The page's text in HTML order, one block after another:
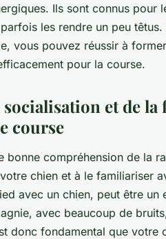
Ils sont connus pour
les rendre un peu
vous pouvez réussir à
pour la course.
socialisation et de
course
bonne compréhension de la
chien et à le familiariser
avec un chien, peut être un
avec beaucoup de
donc fondamental que votre